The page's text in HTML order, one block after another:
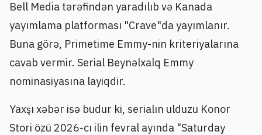
Bell Media tərəfindən yaradılıb və Kanada
yayımlama platforması "Crave"da yayımlanır.
Buna görə, Primetime Emmy-nin kriteriyalarına
cavab vermir. Serial Beynəlxalq Emmy
nominasiyasına layiqdir.
Yaxşı xəbər isə budur ki, serialın ulduzu Konor
Stori özü 2026-cı ilin fevral ayında "Saturday